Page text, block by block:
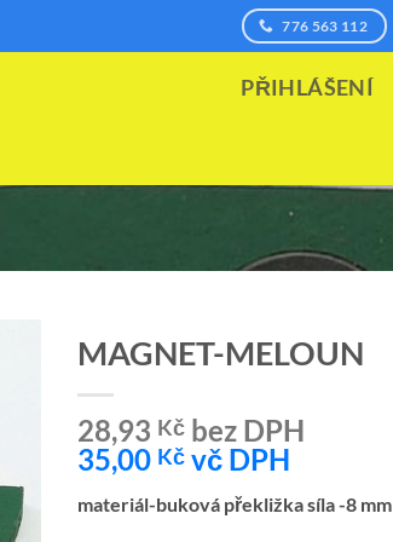
776 563 112
PŘIHLÁŠENÍ
MAGNET-MELOUN
28,93 Kčbez DPH
35,00 Kčvč DPH
materiál-buková překližka síla -8 mm